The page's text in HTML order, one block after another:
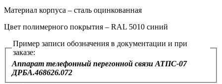
Материал корпуса – сталь оцинкованная
Цвет полимерного покрытия – RAL 5010 синий
Пример записи обозначения в документации и при
заказе:
Аппарат телефонный перегонной связи АТПС-07
ДРБА.468626.072